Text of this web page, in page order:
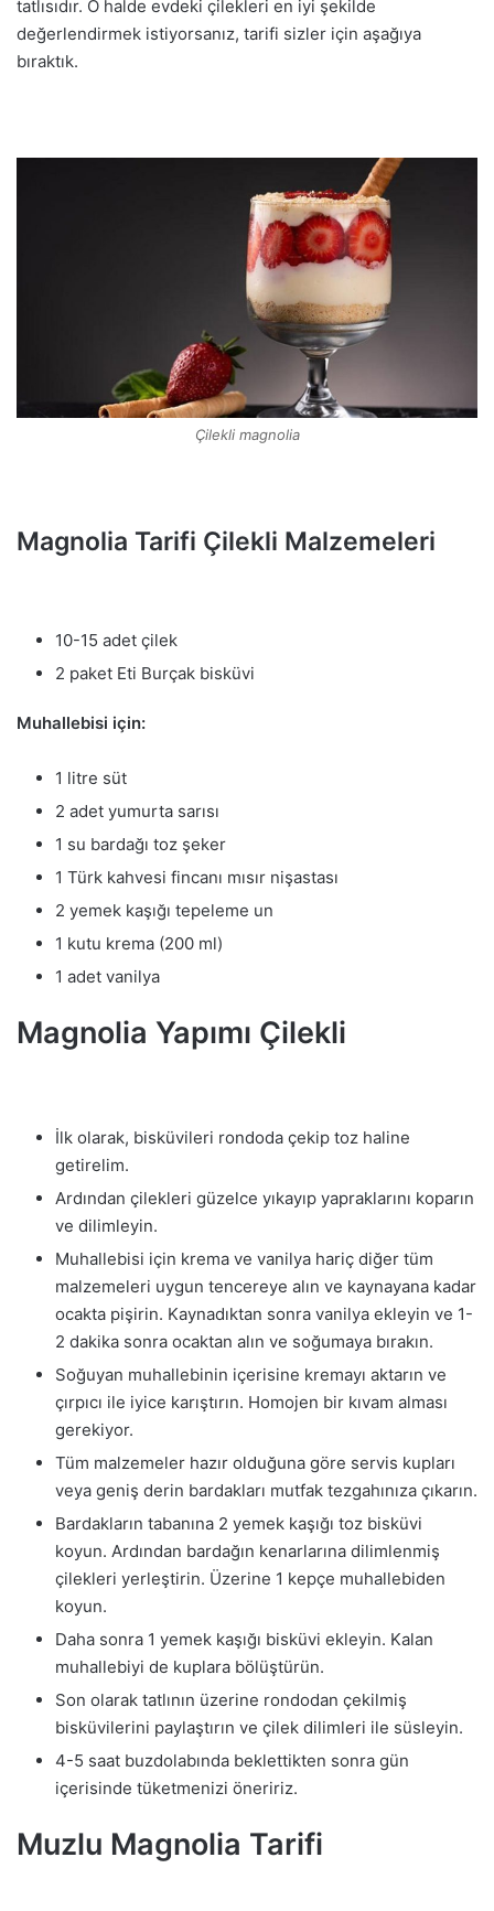
tatlısıdır. O halde evdeki çilekleri en iyi şekilde
değerlendirmek istiyorsanız, tarifi sizler için aşağıya
bıraktık.
Çilekli magnolia
Magnolia Tarifi Çilekli Malzemeleri
10-15 adet çilek
2 paket Eti Burçak bisküvi
Muhallebisi için:
1 litre süt
2 adet yumurta sarısı
1 su bardağı toz şeker
1 Türk kahvesi fincanı mısır nişastası
2 yemek kaşığı tepeleme un
1 kutu krema (200 ml)
1 adet vanilya
Magnolia Yapımı Çilekli
İlk olarak, bisküvileri rondoda çekip toz haline
getirelim.
Ardından çilekleri güzelce yıkayıp yapraklarını koparın
ve dilimleyin.
Muhallebisi için krema ve vanilya hariç diğer tüm
malzemeleri uygun tencereye alın ve kaynayana kadar
ocakta pişirin. Kaynadıktan sonra vanilya ekleyin ve 1-
2 dakika sonra ocaktan alın ve soğumaya bırakın.
Soğuyan muhallebinin içerisine kremayı aktarın ve
çırpıcı ile iyice karıştırın. Homojen bir kıvam alması
gerekiyor.
Tüm malzemeler hazır olduğuna göre servis kupları
veya geniş derin bardakları mutfak tezgahınıza çıkarın.
Bardakların tabanına 2 yemek kaşığı toz bisküvi
koyun. Ardından bardağın kenarlarına dilimlenmiş
çilekleri yerleştirin. Üzerine 1 kepçe muhallebiden
koyun.
Daha sonra 1 yemek kaşığı bisküvi ekleyin. Kalan
muhallebiyi de kuplara bölüştürün.
Son olarak tatlının üzerine rondodan çekilmiş
bisküvilerini paylaştırın ve çilek dilimleri ile süsleyin.
4-5 saat buzdolabında beklettikten sonra gün
içerisinde tüketmenizi öneririz.
Muzlu Magnolia Tarifi